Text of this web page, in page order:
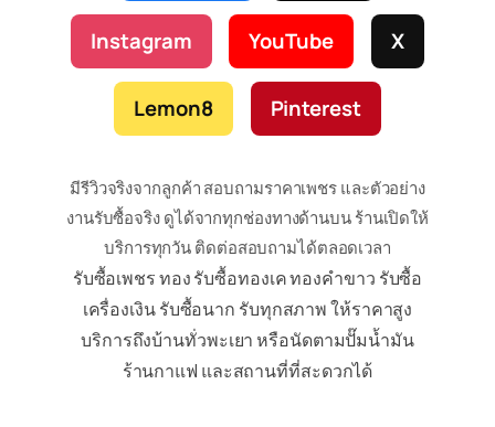
Instagram YouTube X
Lemon8 Pinterest
มีรีวิวจริงจากลูกค้า สอบถามราคาเพชร และตัวอย่าง
งานรับซื้อจริง ดูได้จากทุกช่องทางด้านบน ร้านเปิดให้
บริการทุกวัน ติดต่อสอบถามได้ตลอดเวลา
รับซื้อเพชร ทอง รับซื้อทองเค ทองคำขาว รับซื้อ
เครื่องเงิน รับซื้อนาก รับทุกสภาพ ให้ราคาสูง
บริการถึงบ้านทั่วพะเยา หรือนัดตามปั๊มน้ำมัน
ร้านกาแฟ และสถานที่ที่สะดวกได้